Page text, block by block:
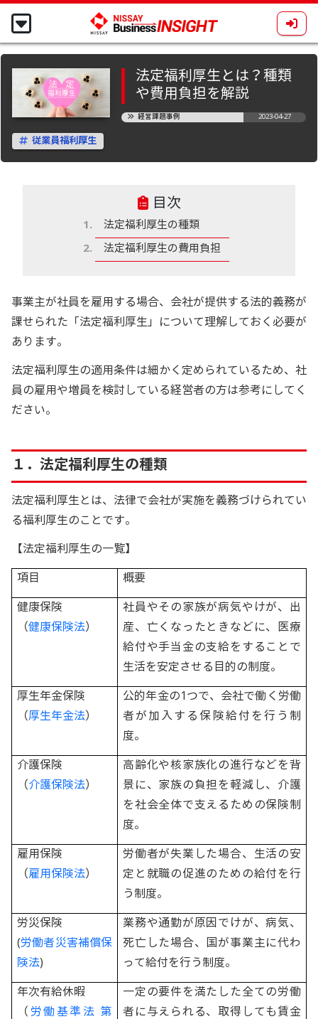
法定福利厚生とは？種類
や費用負担を解説
経営課題事例 2023-04-27
従業員福利厚生
目次
法定福利厚生の種類
法定福利厚生の費用負担
事業主が社員を雇用する場合、会社が提供する法的義務が
課せられた「法定福利厚生」について理解しておく必要が
あります。
法定福利厚生の適用条件は細かく定められているため、社
員の雇用や増員を検討している経営者の方は参考にしてく
ださい。
１．法定福利厚生の種類
法定福利厚生とは、法律で会社が実施を義務づけられてい
る福利厚生のことです。
【法定福利厚生の一覧】
項目 概要
健康保険
（健康保険法）
社員やその家族が病気やけが、出
産、亡くなったときなどに、医療
給付や手当金の支給をすることで
生活を安定させる目的の制度。
厚生年金保険
（厚生年金法）
公的年金の1つで、会社で働く労働
者が加入する保険給付を行う制
度。
介護保険
（介護保険法）
高齢化や核家族化の進行などを背
景に、家族の負担を軽減し、介護
を社会全体で支えるための保険制
度。
雇用保険
（雇用保険法）
労働者が失業した場合、生活の安
定と就職の促進のための給付を行
う制度。
労災保険
(労働者災害補償保
険法)
業務や通勤が原因でけが、病気、
死亡した場合、国が事業主に代わ
って給付を行う制度。
年次有給休暇
（ 労働基準法 第
一定の要件を満たした全ての労働
者に与えられる、取得しても賃金